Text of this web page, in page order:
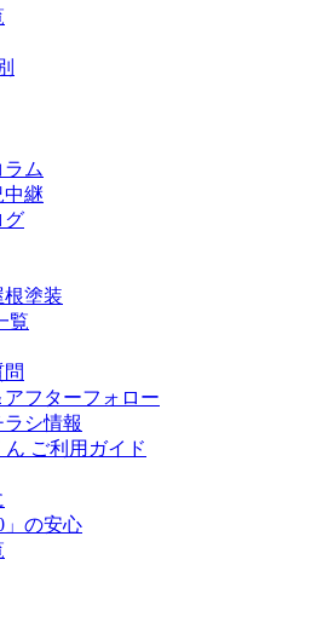
ム
中継
グ
塗装
覧
フターフォロー
シ情報
ご利用ガイド
」の安心